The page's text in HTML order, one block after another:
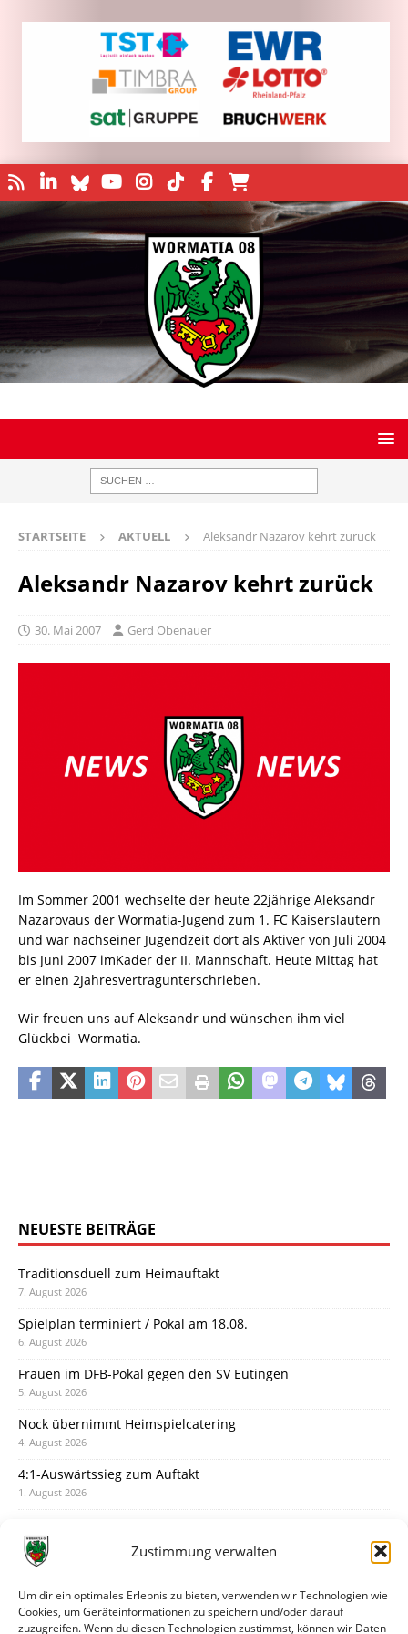
Zustimmung verwalten
Um dir ein optimales Erlebnis zu bieten, verwenden wir Technologien wie
Cookies, um Geräteinformationen zu speichern und/oder darauf
zuzugreifen. Wenn du diesen Technologien zustimmst, können wir Daten
STARTSEITE AKTUELL Aleksandr Nazarov kehrt zurück
Aleksandr Nazarov kehrt zurück
30. Mai 2007 Gerd Obenauer
Im Sommer 2001 wechselte der heute 22jährige Aleksandr
Nazarovaus der Wormatia-Jugend zum 1. FC Kaiserslautern
und war nachseiner Jugendzeit dort als Aktiver von Juli 2004
bis Juni 2007 imKader der II. Mannschaft. Heute Mittag hat
er einen 2Jahresvertragunterschrieben.
Wir freuen uns auf Aleksandr und wünschen ihm viel
Glückbei Wormatia.
NEUESTE BEITRÄGE
Traditionsduell zum Heimauftakt
7. August 2026
Spielplan terminiert / Pokal am 18.08.
6. August 2026
Frauen im DFB-Pokal gegen den SV Eutingen
5. August 2026
Nock übernimmt Heimspielcatering
4. August 2026
4:1-Auswärtssieg zum Auftakt
1. August 2026
31. Juli 2026
30. Juli 2026
Deine Spielminute: 89+1